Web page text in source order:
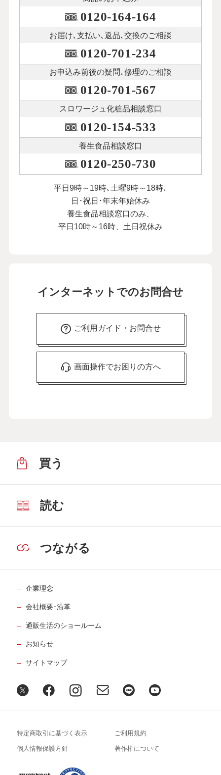
0120-164-164
お届け､支払い､ 返品､交換のご相談
0120-701-234
お申込み前後の疑問､修理のご相談
0120-701-567
スロワージュ化粧品相談窓口
0120-154-533
養生食品相談窓口
0120-250-730
平日9時～19時､土曜9時～18時､
日･祝日･年末年始休み
養生食品相談窓口のみ、
平日10時～16時、土日祝休み
インターネットでのお問合せ
ご利用ガイド・お問合せ
画面操作でお困りの方へ
買う
読む
つながる
企業理念
会社概要･沿革
通販生活のショールーム
お知らせ
サイトマップ
特定商取引に基づく表示 ご利用規約
個人情報保護方針 著作権について